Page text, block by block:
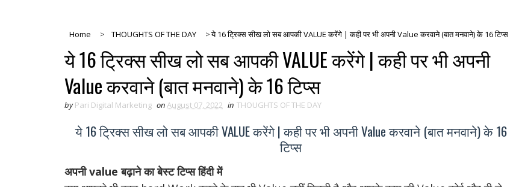
Home > THOUGHTS OF THE DAY >ये 16 ट्रिक्स सीख लो सब आपकी VALUE करेंगे | कही पर भी अपनी Value करवाने (बात मनवाने) के 16 टिप्स
ये 16 ट्रिक्स सीख लो सब आपकी VALUE करेंगे | कही पर भी अपनी
Value करवाने (बात मनवाने) के 16 टिप्स
by Pari Digital Marketing onAugust 07, 2022 in THOUGHTS OF THE DAY
ये 16 ट्रिक्स सीख लो सब आपकी VALUE करेंगे | कही पर भी अपनी Value करवाने (बात मनवाने) के 16
टिप्स
अपनी value बढ़ाने का बेस्ट टिप्स हिंदी में